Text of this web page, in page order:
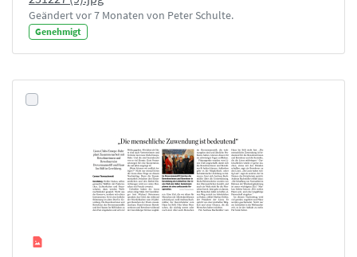
Geändert vor 7 Monaten von Peter Schulte.
Genehmigt